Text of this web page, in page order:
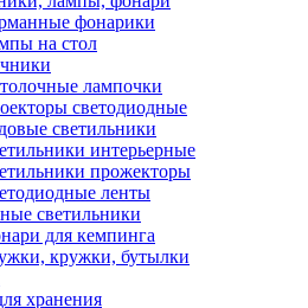
фонарики
на стол
лампочки
светодиодные
светильники
интерьерные
прожекторы
ленты
светильники
для кемпинга
кружки, бутылки
хранения